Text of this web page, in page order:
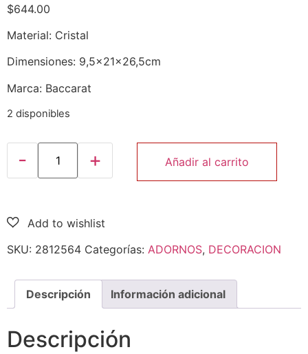
$644.00
Material: Cristal
Dimensiones: 9,5x21x26,5cm
Marca: Baccarat
2 disponibles
Añadir al carrito
SKU: 2812564 Categorías: ADORNOS, DECORACION
Descripción Información adicional
Descripción